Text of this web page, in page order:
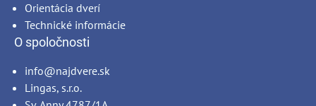
Orientácia dverí
Technické informácie
O spoločnosti
info@najdvere.sk
Lingas, s.r.o.